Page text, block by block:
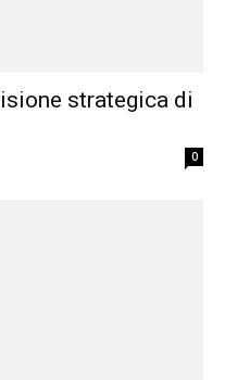
strategica di
0